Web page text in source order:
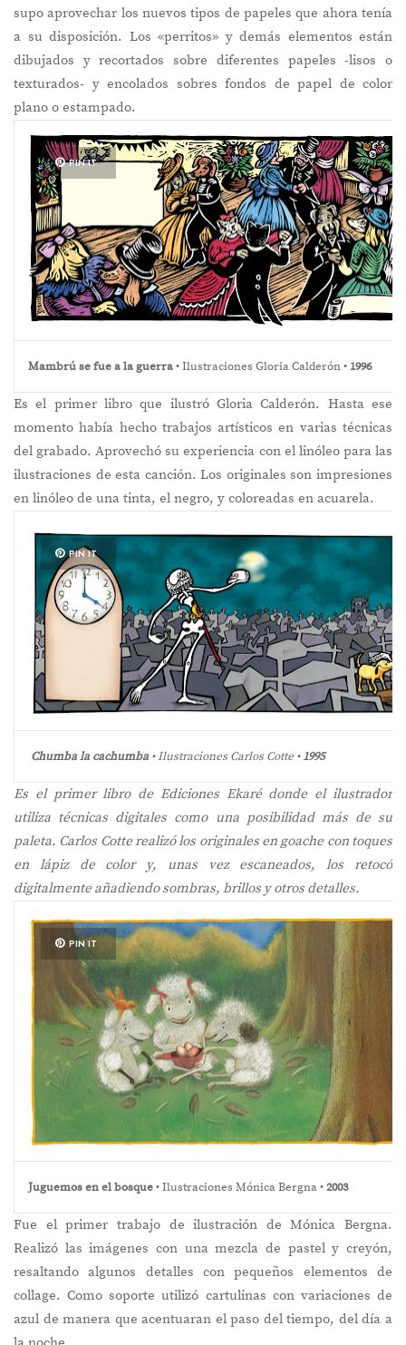
supo aprovechar los nuevos tipos de papeles que ahora tenía
a su disposición. Los «perritos» y demás elementos están
dibujados y recortados sobre diferentes papeles -lisos o
texturados- y encolados sobres fondos de papel de color
plano o estampado.
PIN IT
Mambrú se fue a la guerra• Ilustraciones Gloria Calderón • 1996
Es el primer libro que ilustró Gloria Calderón. Hasta ese
momento había hecho trabajos artísticos en varias técnicas
del grabado. Aprovechó su experiencia con el linóleo para las
ilustraciones de esta canción. Los originales son impresiones
en linóleo de una tinta, el negro, y coloreadas en acuarela.
PIN IT
Chumba la cachumba • Ilustraciones Carlos Cotte •1995
Es el primer libro de Ediciones Ekaré donde el ilustrador
utiliza técnicas digitales como una posibilidad más de su
paleta. Carlos Cotte realizó los originales en goache con toques
en lápiz de color y, unas vez escaneados, los retocó
digitalmente añadiendo sombras, brillos y otros detalles.
PIN IT
Juguemos en el bosque• Ilustraciones Mónica Bergna •2003
Fue el primer trabajo de ilustración de Mónica Bergna.
Realizó las imágenes con una mezcla de pastel y creyón,
resaltando algunos detalles con pequeños elementos de
collage. Como soporte utilizó cartulinas con variaciones de
azul de manera que acentuaran el paso del tiempo, del día a